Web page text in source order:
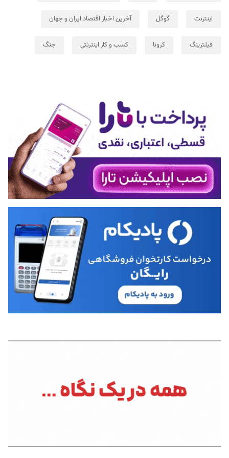
اینترنت گوگل آخرین اخبار اقتصاد ایران و جهان
فیلترینگ کرونا کسب و کار اینترنتی جنگ